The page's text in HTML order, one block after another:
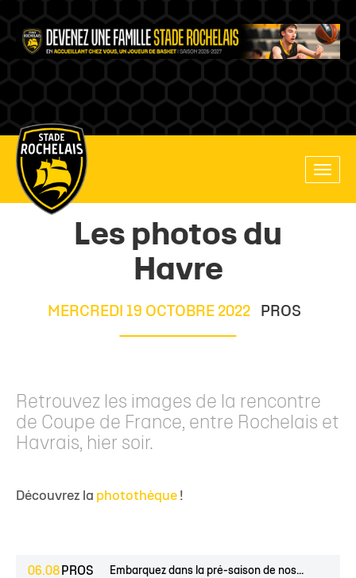
Main
site
navigation
Toggle
Les photos du
Havre
MERCREDI 19 OCTOBRE 2022 PROS
Retrouvez les images de la rencontre
de Coupe de France, entre Rochelais et
Havrais, hier soir.
Découvrez la photothèque !
06.08 PROS Embarquez dans la pré-saison de nos...